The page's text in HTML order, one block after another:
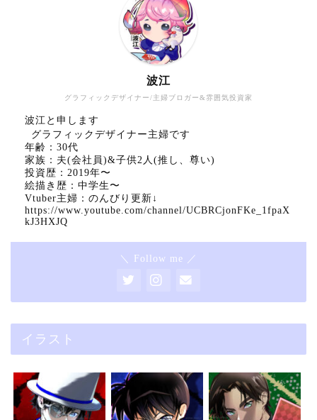
グラフィックデザイナー/主婦ブロガー&雰囲気投資家
波江
波江と申します
グラフィックデザイナー主婦です
年齢：30代
家族：夫(会社員)&子供2人(推し、尊い)
投資歴：2019年〜
絵描き歴：中学生〜
Vtuber主婦：のんびり更新↓
https://www.youtube.com/channel/UCBRCjonFKe_1fpaX
kJ3HXJQ
＼ Follow me ／
イラスト